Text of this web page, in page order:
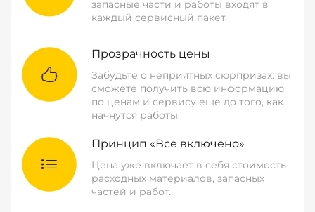
запасные части и работы входят в
каждый сервисный пакет.
Прозрачность цены
Забудьте о неприятных сюрпризах: вы
сможете получить всю информацию
по ценам и сервису еще до того, как
начнутся работы.
Принцип «Все включено»
Цена уже включает в себя стоимость
расходных материалов, запасных
частей и работ.